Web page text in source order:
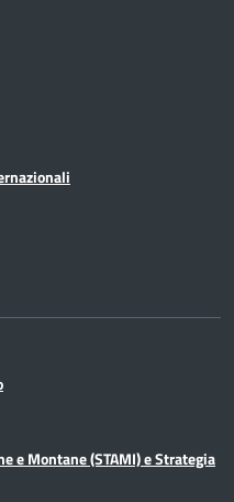
e Montane (STAMI) e Strategia